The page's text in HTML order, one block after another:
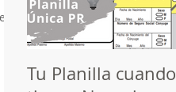
Tu Planilla cuando